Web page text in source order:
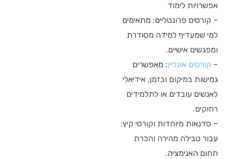
אפשרויות לימוד
– קורסים פרונטליים: מתאימים
למי שמעדיף למידה מסודרת
ומפגשים אישיים.
– קורסים אונליין: מאפשרים
גמישות במיקום ובזמן, אידיאלי
לאנשים עובדים או לתלמידים
רחוקים.
– סדנאות מיוחדות וקורסי קיץ:
עבור טבילה מהירה והכרת
תחום האנימציה.